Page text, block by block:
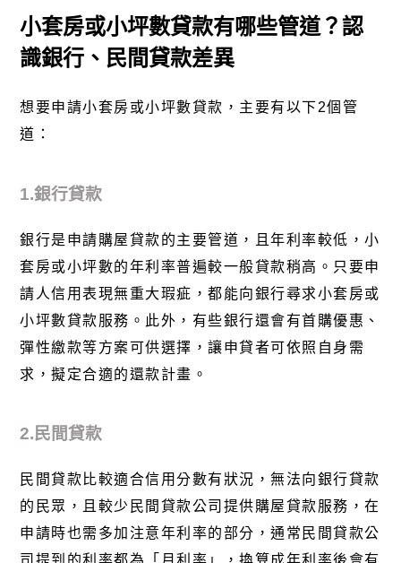
小套房或小坪數貸款有哪些管道？認
識銀行、民間貸款差異
想要申請小套房或小坪數貸款，主要有以下2個管
道：
1.銀行貸款
銀行是申請購屋貸款的主要管道，且年利率較低，小
套房或小坪數的年利率普遍較一般貸款稍高。只要申
請人信用表現無重大瑕疵，都能向銀行尋求小套房或
小坪數貸款服務。此外，有些銀行還會有首購優惠、
彈性繳款等方案可供選擇，讓申貸者可依照自身需
求，擬定合適的還款計畫。
2.民間貸款
民間貸款比較適合信用分數有狀況，無法向銀行貸款
的民眾，且較少民間貸款公司提供購屋貸款服務，在
申請時也需多加注意年利率的部分，通常民間貸款公
司提到的利率都為「月利率」，換算成年利率後會有